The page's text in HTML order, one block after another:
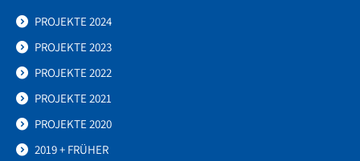
PROJEKTE 2024
PROJEKTE 2023
PROJEKTE 2022
PROJEKTE 2021
PROJEKTE 2020
2019 + FRÜHER